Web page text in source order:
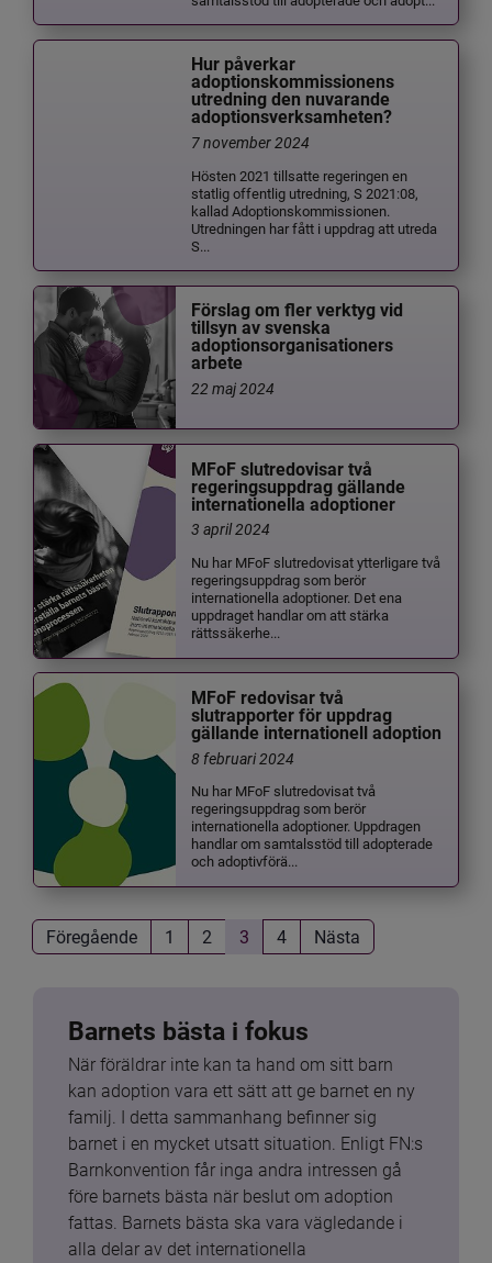
Hur påverkar
adoptionskommissionens
utredning den nuvarande
adoptionsverksamheten?
7 november 2024
Hösten 2021 tillsatte regeringen en
statlig offentlig utredning, S 2021:08,
kallad Adoptionskommissionen.
Utredningen har fått i uppdrag att utreda
S...
Förslag om fler verktyg vid
tillsyn av svenska
adoptionsorganisationers
arbete
22 maj 2024
MFoF slutredovisar två
regeringsuppdrag gällande
internationella adoptioner
3 april 2024
Nu har MFoF slutredovisat ytterligare två
regeringsuppdrag som berör
internationella adoptioner. Det ena
uppdraget handlar om att stärka
rättssäkerhe...
MFoF redovisar två
slutrapporter för uppdrag
gällande internationell adoption
8 februari 2024
Nu har MFoF slutredovisat två
regeringsuppdrag som berör
internationella adoptioner. Uppdragen
handlar om samtalsstöd till adopterade
och adoptivförä...
Föregående 1 2 3 4 Nästa
Barnets bästa i fokus
När föräldrar inte kan ta hand om sitt barn
kan adoption vara ett sätt att ge barnet en ny
familj. I detta sammanhang befinner sig
barnet i en mycket utsatt situation. Enligt FN:s
Barnkonvention får inga andra intressen gå
före barnets bästa när beslut om adoption
fattas. Barnets bästa ska vara vägledande i
alla delar av det internationella